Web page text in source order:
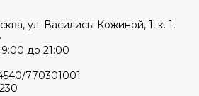
ул. Василисы Кожиной, 1, к. 1,
до 21:00
770301001